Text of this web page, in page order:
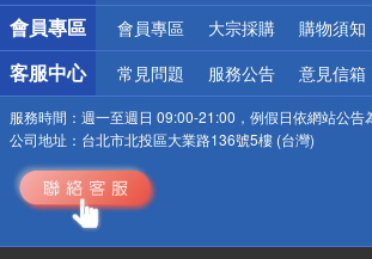
會員專區 會員專區 大宗採購 購物須知
客服中心 常見問題 服務公告 意見信箱
服務時間： 週一至週日 09:00-21:00，例假日依網站公告
公司地址： 台北市北投區大業路136號5樓 (台灣)